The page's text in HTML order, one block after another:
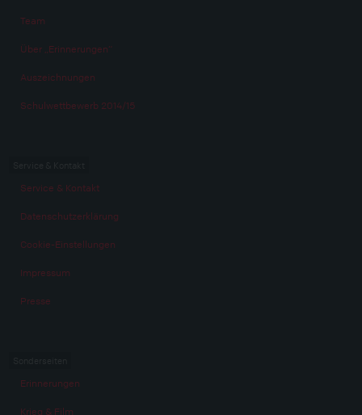
Team
Über „Erinnerungen“
Auszeichnungen
Schulwettbewerb 2014/15
Service & Kontakt
Datenschutzerklärung
Cookie-Einstellungen
Impressum
Presse
Erinnerungen
Krieg & Film